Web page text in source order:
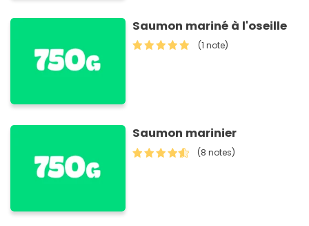
Saumon mariné à l'oseille
(1 note)
Saumon marinier
(8 notes)